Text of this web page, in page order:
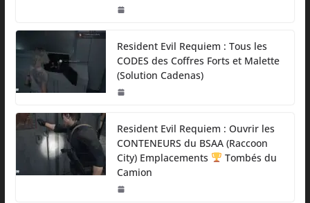
Resident Evil Requiem : Tous les
CODES des Coffres Forts et Malette
(Solution Cadenas)
Resident Evil Requiem : Ouvrir les
CONTENEURS du BSAA (Raccoon
City) Emplacements
Tombés du
Camion